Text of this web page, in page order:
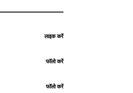
लाइक करें
फॉलो करें
फॉलो करें